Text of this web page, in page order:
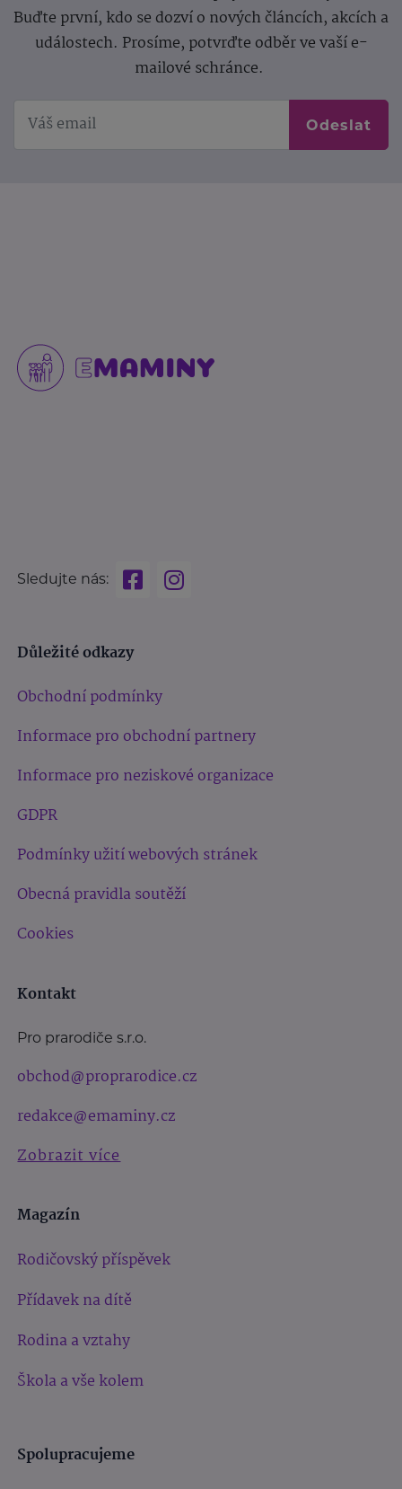
Buďte první, kdo se dozví o nových článcích, akcích a
událostech. Prosíme, potvrďte odběr ve vaší e-
mailové schránce.
Odeslat
Sledujte nás:
Důležité odkazy
Obchodní podmínky
Informace pro obchodní partnery
Informace pro neziskové organizace
GDPR
Podmínky užití webových stránek
Obecná pravidla soutěží
Cookies
Kontakt
Pro prarodiče s.r.o.
obchod@proprarodice.cz
redakce@emaminy.cz
Zobrazit více
Magazín
Rodičovský příspěvek
Přídavek na dítě
Rodina a vztahy
Škola a vše kolem
Spolupracujeme